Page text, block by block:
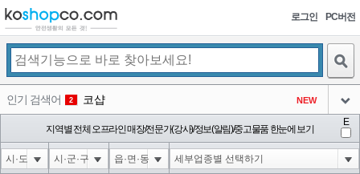
로그인 PC버전
인기 검색어 2 코샵 NEW
3 익스
아이콘
4 미끄럼방지
아이콘
지역별 전체 오프라인 매장/전문가(강사)/정보(알림)/중고물품 한눈에 보기
E